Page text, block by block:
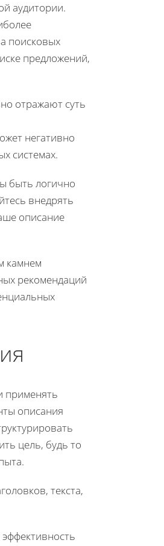
аудитории.
поисковых
предложений,
отражают суть
негативно
системах.
быть логично
внедрять
описание
камнем
рекомендаций
применять
описания
цель, будь то
текста,